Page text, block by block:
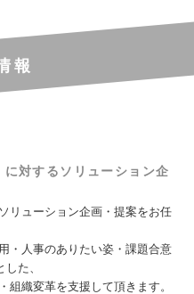
報
対するソリューション企
リューション企画・提案をお任
・人事のありたい姿・課題合意
た、
組織変革を支援して頂きます。